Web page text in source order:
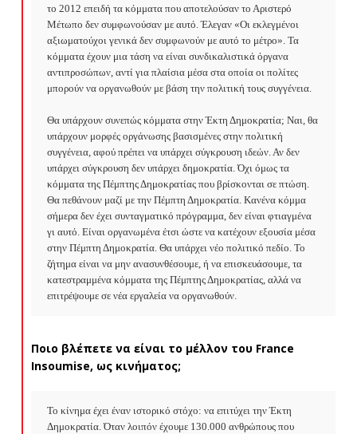
το 2012 επειδή τα κόμματα που αποτελούσαν το Αριστερό
Μέτωπο δεν συμφωνούσαν με αυτό. Έλεγαν «Οι εκλεγμένοι
αξιωματούχοι γενικά δεν συμφωνούν με αυτό το μέτρο». Τα
κόμματα έχουν μια τάση να είναι συνδικαλιστικά όργανα
αντιπροσώπων, αντί για πλαίσια μέσα στα οποία οι πολίτες
μπορούν να οργανωθούν με βάση την πολιτική τους συγγένεια.
Θα υπάρχουν συνεπώς κόμματα στην Έκτη Δημοκρατία; Ναι, θα
υπάρχουν μορφές οργάνωσης βασισμένες στην πολιτική
συγγένεια, αφού πρέπει να υπάρχει σύγκρουση ιδεών. Αν δεν
υπάρχει σύγκρουση δεν υπάρχει δημοκρατία. Όχι όμως τα
κόμματα της Πέμπτης Δημοκρατίας που βρίσκονται σε πτώση.
Θα πεθάνουν μαζί με την Πέμπτη Δημοκρατία. Κανένα κόμμα
σήμερα δεν έχει συνταγματικό πρόγραμμα, δεν είναι φτιαγμένα
γι αυτό. Είναι οργανωμένα έτσι ώστε να κατέχουν εξουσία μέσα
στην Πέμπτη Δημοκρατία. Θα υπάρχει νέο πολιτικό πεδίο. Το
ζήτημα είναι να μην ανασυνθέσουμε, ή να επισκευάσουμε, τα
κατεστραμμένα κόμματα της Πέμπτης Δημοκρατίας, αλλά να
επιτρέψουμε σε νέα εργαλεία να οργανωθούν.
Ποιο βλέπετε να είναι το μέλλον του France
Insoumise, ως κινήματος;
Το κίνημα έχει έναν ιστορικό στόχο: να επιτύχει την Έκτη
Δημοκρατία. Όταν λοιπόν έχουμε 130.000 ανθρώπους που